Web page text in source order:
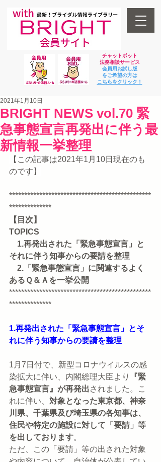
チャットボット
法務相談サービス
会員用お試し版
をご希望の方は
​こちらをクリック！
BRIGHT NEWS vol.70 緊
急事態宣言再発出に伴う最
新情報一挙整理
2021年1月10日
【この記事は2021年1月10日現在のも
のです】
***********************************************
**************
【目次】
TOPICS
1.再発出された「緊急事態宣言」と
それに伴う知事からの要請を整理
2.「緊急事態宣言」に関連するよく
あるＱ＆Ａを一挙公開
***********************************************
**************
1.再発出された「緊急事態宣言」とそ
れに伴う知事からの要請を整理
1月7日付で、新型コロナウイルスの感
染拡大に伴い、内閣総理大臣より
『緊
急事態宣言』が再発出されました。こ
れに伴い、 対象となった東京都、神奈
川県、千葉県及び埼玉県の各知事は、
住民や特定の施設に対して「要請」等
を出しております。
ただ、この「要請」等の出された対象